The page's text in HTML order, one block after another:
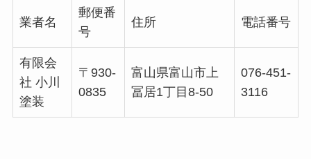
業者名
郵便番
号
住所 電話番号
有限会
社 小川
塗装
〒930-
0835
富山県富山市上
冨居1丁目8-50
076-451-
3116